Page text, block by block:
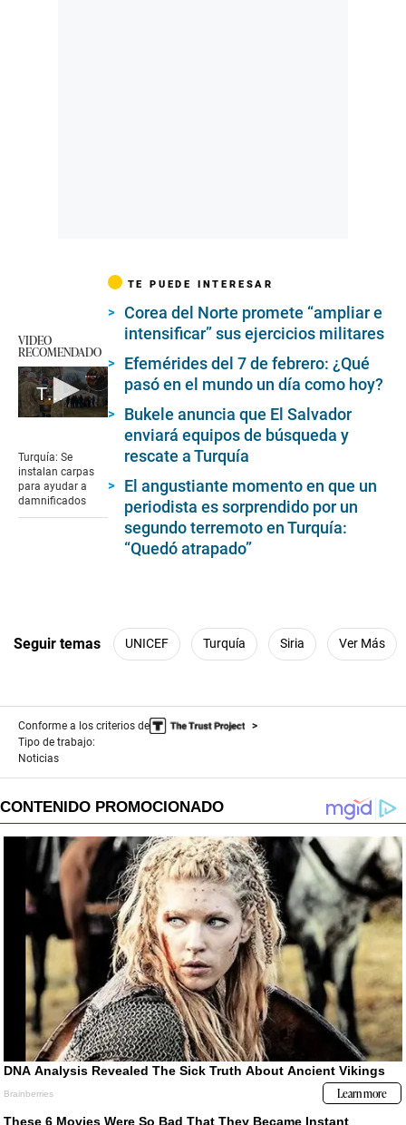
VIDEO
RECOMENDADO
Turquía: Se instalan carpas para ayudar a damnificados
of
52
seconds
Turquía: Se
instalan carpas
para ayudar a
damnificados
TE PUEDE INTERESAR
Corea del Norte promete “ampliar e
intensificar” sus ejercicios militares
Efemérides del 7 de febrero: ¿Qué
pasó en el mundo un día como hoy?
Bukele anuncia que El Salvador
enviará equipos de búsqueda y
rescate a Turquía
El angustiante momento en que un
periodista es sorprendido por un
segundo terremoto en Turquía:
“Quedó atrapado”
Seguir temas UNICEF Turquía Siria Ver Más
Conforme a los criterios de
Tipo de trabajo:
Noticias